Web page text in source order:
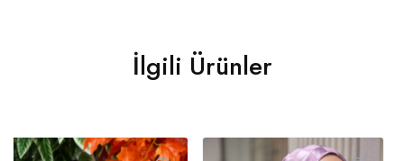
İlgili Ürünler